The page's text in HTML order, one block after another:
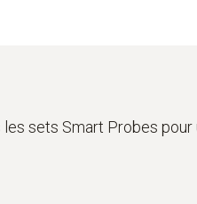
sets Smart Probes